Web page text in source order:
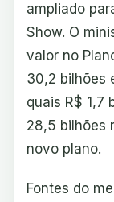
ampliado
Show. O
valor no
30,2 bilhões
quais R$ 1,7
28,5 bilhões
novo plano.
Fontes do